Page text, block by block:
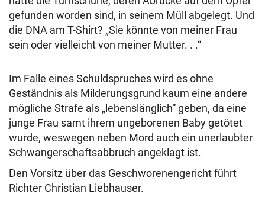
gefunden worden sind, in seinem Müll abgelegt. Und
die DNA am T-Shirt? „Sie könnte von meiner Frau
sein oder vielleicht von meiner Mutter. . .“
Im Falle eines Schuldspruches wird es ohne
Geständnis als Milderungsgrund kaum eine andere
mögliche Strafe als „lebenslänglich“ geben, da eine
junge Frau samt ihrem ungeborenen Baby getötet
wurde, weswegen neben Mord auch ein unerlaubter
Schwangerschaftsabbruch angeklagt ist.
Den Vorsitz über das Geschworenengericht führt
Richter Christian Liebhauser.